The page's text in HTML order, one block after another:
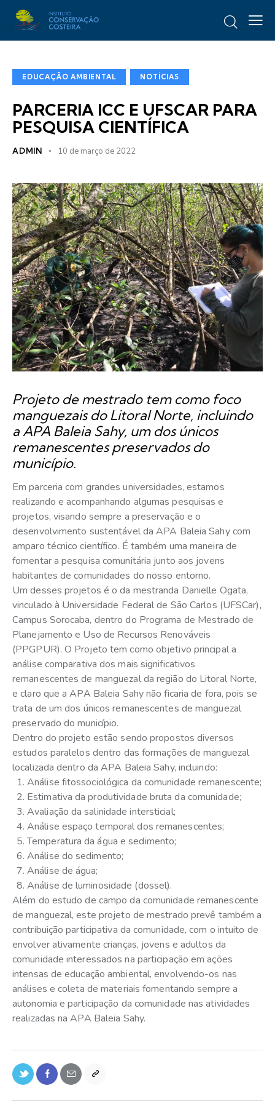
EDUCAÇÃO AMBIENTAL NOTÍCIAS
PARCERIA ICC E UFSCAR PARA
PESQUISA CIENTÍFICA
ADMIN 10 de março de 2022
Projeto de mestrado tem como foco
manguezais do Litoral Norte, incluindo
a APA Baleia Sahy, um dos únicos
remanescentes preservados do
município.
Em parceria com grandes universidades, estamos
realizando e acompanhando algumas pesquisas e
projetos, visando sempre a preservação e o
desenvolvimento sustentável da APA Baleia Sahy com
amparo técnico científico. É também uma maneira de
fomentar a pesquisa comunitária junto aos jovens
habitantes de comunidades do nosso entorno.
Um desses projetos é o da mestranda Danielle Ogata,
vinculado à Universidade Federal de São Carlos (UFSCar),
Campus Sorocaba, dentro do Programa de Mestrado de
Planejamento e Uso de Recursos Renováveis
(PPGPUR). O Projeto tem como objetivo principal a
análise comparativa dos mais significativos
remanescentes de manguezal da região do Litoral Norte,
e claro que a APA Baleia Sahy não ficaria de fora, pois se
trata de um dos únicos remanescentes de manguezal
preservado do município.
Dentro do projeto estão sendo propostos diversos
estudos paralelos dentro das formações de manguezal
localizada dentro da APA Baleia Sahy, incluindo:
Análise fitossociológica da comunidade remanescente;
Estimativa da produtividade bruta da comunidade;
Avaliação da salinidade intersticial;
Análise espaço temporal dos remanescentes;
Temperatura da água e sedimento;
Análise do sedimento;
Análise de água;
Análise de luminosidade (dossel).
Além do estudo de campo da comunidade remanescente
de manguezal, este projeto de mestrado prevê também a
contribuição participativa da comunidade, com o intuito de
envolver ativamente crianças, jovens e adultos da
comunidade interessados na participação em ações
intensas de educação ambiental, envolvendo-os nas
análises e coleta de materiais fomentando sempre a
autonomia e participação da comunidade nas atividades
realizadas na APA Baleia Sahy.